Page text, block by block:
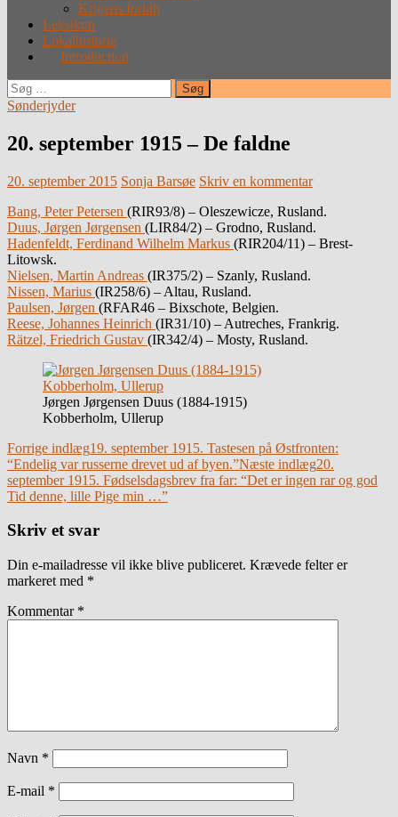
Krigens forløb
Leksikon
Lokalhistorie
Introduction
Søg
efter:
Sønderjyder
20. september 1915 – De faldne
20. september 2015 Sonja Barsøe Skriv en kommentar
Bang, Peter Petersen (RIR93/8) – Oleszewicze, Rusland.
Duus, Jørgen Jørgensen (LIR84/2) – Grodno, Rusland.
Hadenfeldt, Ferdinand Wilhelm Markus (RIR204/11) – Brest-
Litowsk.
Nielsen, Martin Andreas (IR375/2) – Szanly, Rusland.
Nissen, Marius (IR258/6) – Altau, Rusland.
Paulsen, Jørgen (RFAR46 – Bixschote, Belgien.
Reese, Johannes Heinrich (IR31/10) – Autreches, Frankrig.
Rätzel, Friedrich Gustav (IR342/4) – Mosty, Rusland.
Jørgen Jørgensen Duus (1884-1915)
Kobberholm, Ullerup
Indlægsnavigation
Forrige indlæg19. september 1915. Tastesen på Østfronten:
“Endelig var russerne drevet ud af byen.”Næste indlæg20.
september 1915. Fødselsdagsbrev fra far: “Det er ingen rar og god
Tid denne, lille Pige min …”
Skriv et svar
Din e-mailadresse vil ikke blive publiceret. Krævede felter er
markeret med *
Kommentar *
Navn *
E-mail *